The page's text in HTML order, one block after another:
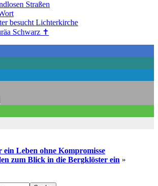
Straßen
besucht Lichterkirche
Schwarz ✝︎
Leben ohne Kompromisse
zum Blick in die Bergklöster ein »